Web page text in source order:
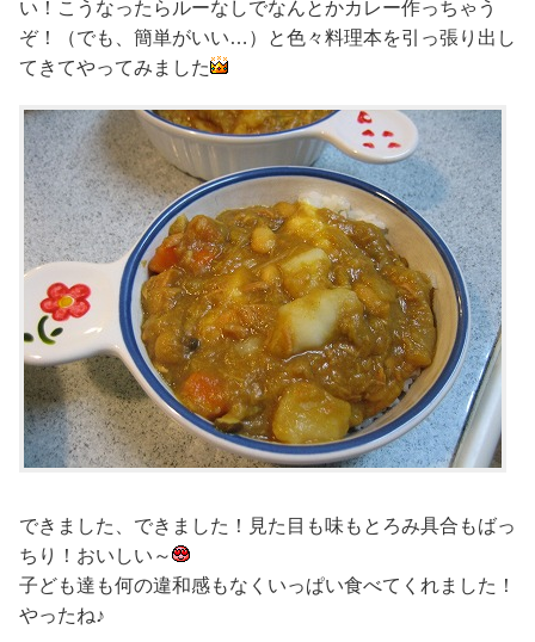
い！こうなったらルーなしでなんとかカレー作っちゃう
ぞ！（でも、簡単がいい…）と色々料理本を引っ張り出し
てきてやってみました
できました、できました！見た目も味もとろみ具合もばっ
ちり！おいしい～
子ども達も何の違和感もなくいっぱい食べてくれました！
やったね♪